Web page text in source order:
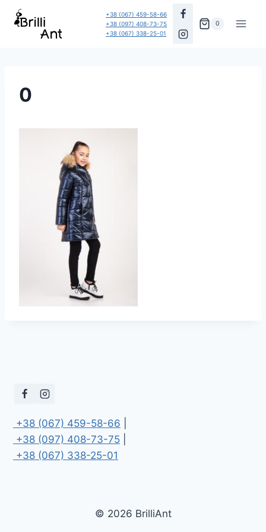
Перейти
+38 (067) 459-58-66
+38 (097) 408-73-75
+38 (067) 338-25-01
0
0
+38 (067) 459-58-66
+38 (097) 408-73-75
+38 (067) 338-25-01
© 2026 BrilliAnt